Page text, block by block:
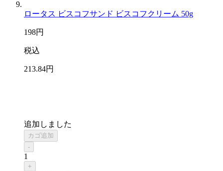
ロータス ビスコフサンド ビスコフクリーム 50g
198円
税込
213.84円
追加しました
カゴ追加
-
1
+